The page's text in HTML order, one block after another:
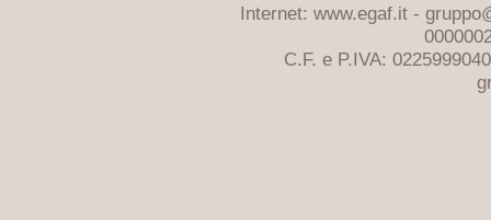
Internet: www.egaf.it -
C.F. e P.IVA: